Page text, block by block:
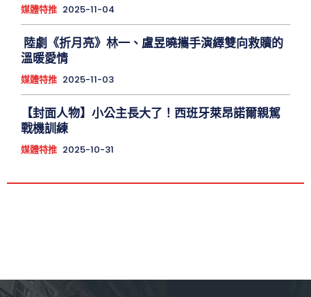
媒體特推 2025-11-04
陸劇《折月亮》林一、盧昱曉攜手演繹雙向救贖的
溫暖愛情
媒體特推 2025-11-03
【封面人物】小公主長大了！西班牙萊昂諾爾親駕
戰機訓練
媒體特推 2025-10-31